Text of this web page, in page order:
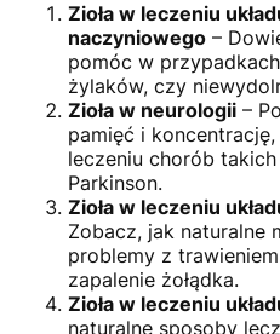
Zioła w leczeniu
naczyniowego –
pomóc w
żylaków, czy
Zioła w neurologii –
pamięć i
leczeniu chorób
Parkinson.
Zioła w leczeniu
Zobacz, jak naturalne
problemy z
zapalenie żołądka.
Zioła w leczeniu
naturalne sposoby